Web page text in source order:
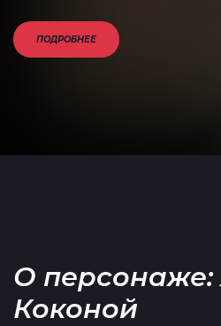
ПОДРОБНЕЕ
О
Коконой